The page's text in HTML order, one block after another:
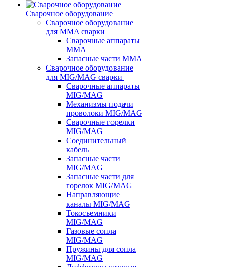
Сварочное оборудование
Сварочное оборудование
для MMA сварки
Сварочные аппараты
MMA
Запасные части MMA
Сварочное оборудование
для MIG/MAG сварки
Сварочные аппараты
MIG/MAG
Механизмы подачи
проволоки MIG/MAG
Сварочные горелки
MIG/MAG
Соединительный
кабель
Запасные части
MIG/MAG
Запасные части для
горелок MIG/MAG
Направляющие
каналы MIG/MAG
Токосъемники
MIG/MAG
Газовые сопла
MIG/MAG
Пружины для сопла
MIG/MAG